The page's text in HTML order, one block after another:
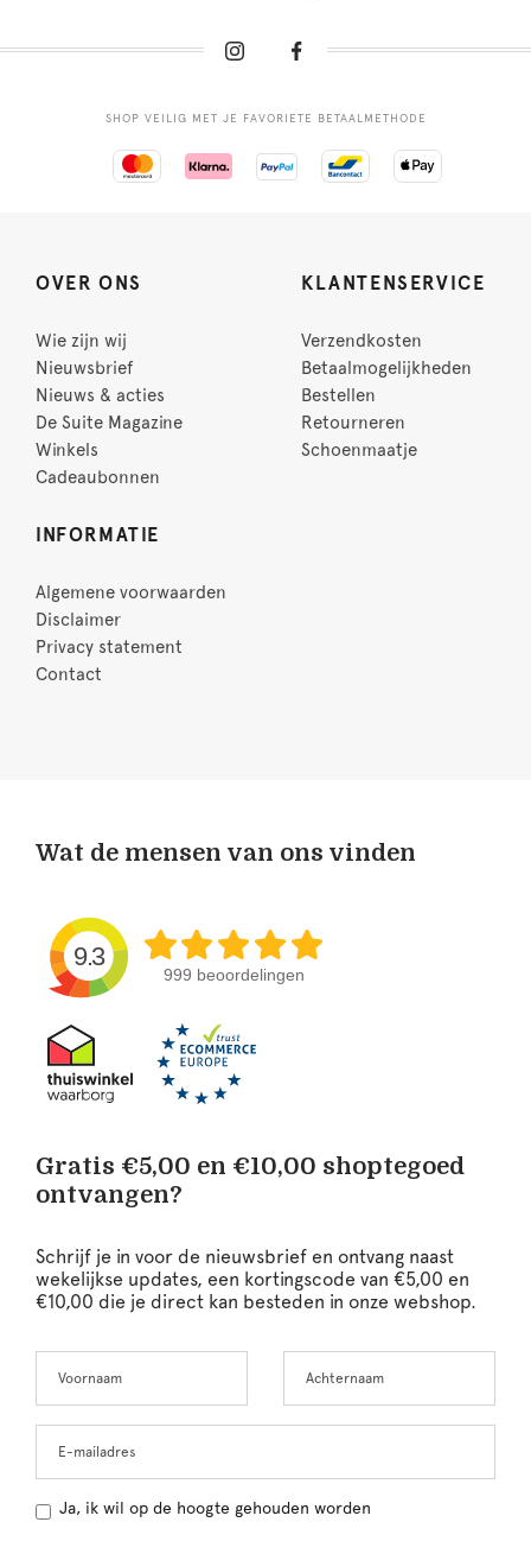
SHOP VEILIG MET JE FAVORIETE BETAALMETHODE
OVER ONS
Wie zijn wij
Nieuwsbrief
Nieuws & acties
De Suite Magazine
Winkels
Cadeaubonnen
KLANTENSERVICE
Verzendkosten
Betaalmogelijkheden
Bestellen
Retourneren
Schoenmaatje
INFORMATIE
Algemene voorwaarden
Disclaimer
Privacy statement
Contact
Wat de mensen van ons vinden
9.3
999 beoordelingen
Gratis €5,00 en €10,00 shoptegoed
ontvangen?
Schrijf je in voor de nieuwsbrief en ontvang naast
wekelijkse updates, een kortingscode van €5,00 en
€10,00 die je direct kan besteden in onze webshop.
this
Ja, ik wil op de hoogte gehouden worden